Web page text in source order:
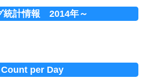
統計情報 2014年～
Count per Day